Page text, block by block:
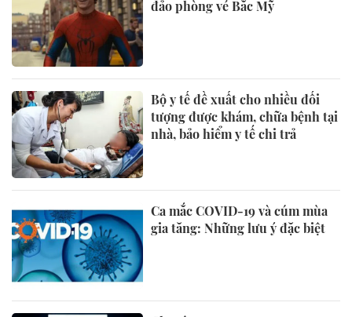
đảo phòng vé Bắc Mỹ
Bộ y tế đề xuất cho nhiều đối
tượng được khám, chữa bệnh tại
nhà, bảo hiểm y tế chi trả
Ca mắc COVID-19 và cúm mùa
gia tăng: Những lưu ý đặc biệt